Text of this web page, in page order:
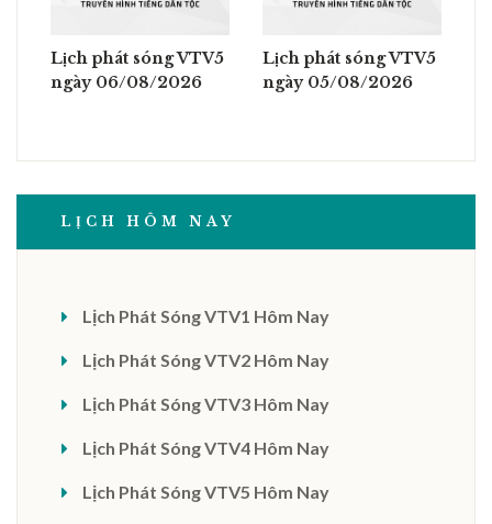
Lịch phát sóng VTV5
ngày 06/08/2026
Lịch phát sóng VTV5
ngày 05/08/2026
LỊCH HÔM NAY
Lịch Phát Sóng VTV1 Hôm Nay
Lịch Phát Sóng VTV2 Hôm Nay
Lịch Phát Sóng VTV3 Hôm Nay
Lịch Phát Sóng VTV4 Hôm Nay
Lịch Phát Sóng VTV5 Hôm Nay